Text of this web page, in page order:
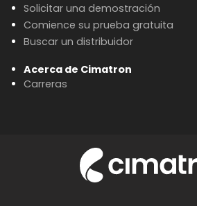
Solicitar una demostración
Comience su prueba gratuita
Buscar un distribuidor
Acerca de Cimatron
Carreras